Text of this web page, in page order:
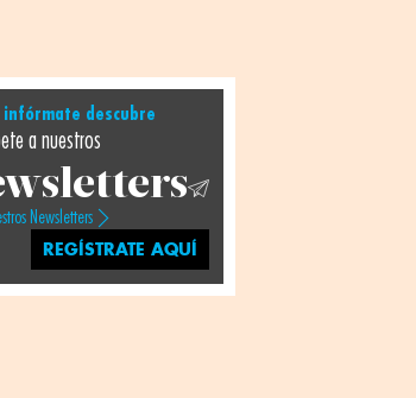
infórmate descubre
a nuestros
Newsletters
REGÍSTRATE AQUÍ